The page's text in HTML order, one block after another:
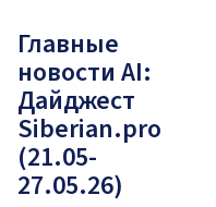
Главные
новости AI:
Дайджест
Siberian.pro
(21.05-
27.05.26)